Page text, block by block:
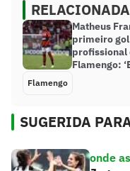
Matheus
primeiro
profissional
Flamengo:
Flamengo
SUGERIDA
onde